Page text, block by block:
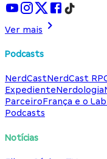
Ver mais
Podcasts
NerdCastNerdCast
ExpedienteNerdologia
ParceiroFrança e o
Podcasts
Notícias